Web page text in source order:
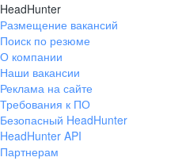
HeadHunter
Размещение вакансий
Поиск по резюме
О компании
Наши вакансии
Реклама на сайте
Требования к ПО
Безопасный HeadHunter
HeadHunter API
Партнерам